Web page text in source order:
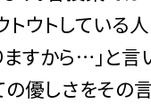
トウトしてい
ますから…」と
の優しさをそ